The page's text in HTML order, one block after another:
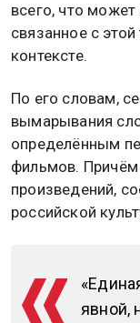
всего, что
связанное с
контексте.
По его словам,
вымарывания
определённым
фильмов. Причём
произведений,
российской
явной,